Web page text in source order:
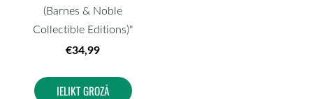
(Barnes & Noble
Collectible Editions)"
€34,99
IELIKT GROZĀ